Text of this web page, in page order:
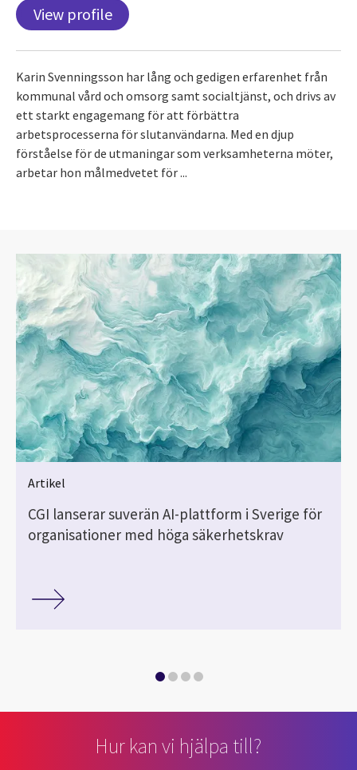
View profile
Karin Svenningsson har lång och gedigen erfarenhet från
kommunal vård och omsorg samt socialtjänst, och drivs av
ett starkt engagemang för att förbättra
arbetsprocesserna för slutanvändarna. Med en djup
förståelse för de utmaningar som verksamheterna möter,
arbetar hon målmedvetet för ...
Artikel
CGI lanserar suverän AI-plattform i Sverige för
organisationer med höga säkerhetskrav
Hur kan vi hjälpa till?